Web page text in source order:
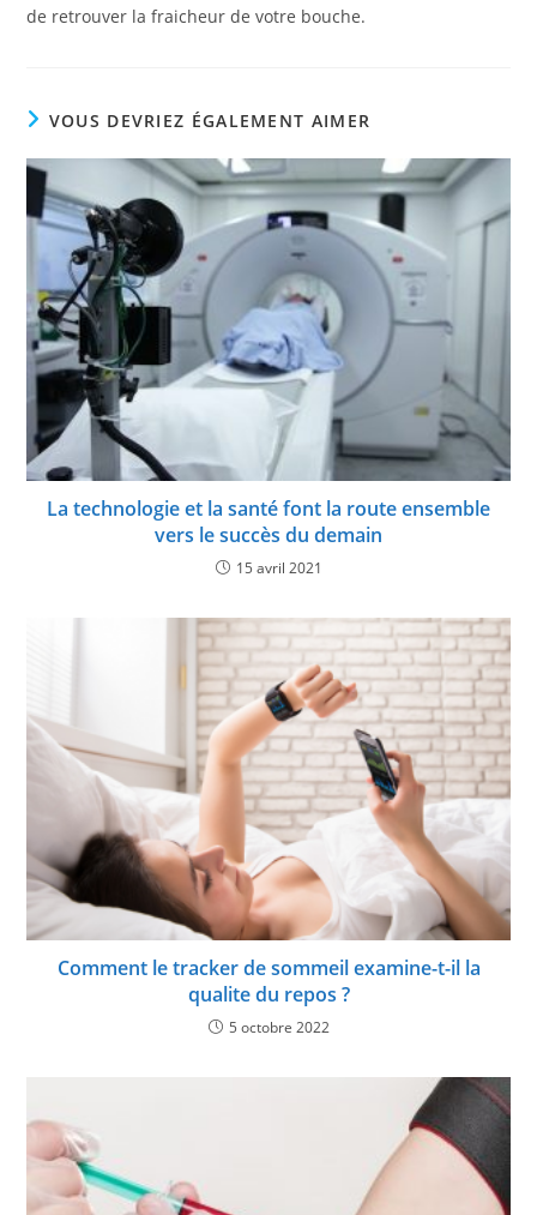
de retrouver la fraicheur de votre bouche.
VOUS DEVRIEZ ÉGALEMENT AIMER
La technologie et la santé font la route ensemble
vers le succès du demain
15 avril 2021
Comment le tracker de sommeil examine-t-il la
qualite du repos ?
5 octobre 2022